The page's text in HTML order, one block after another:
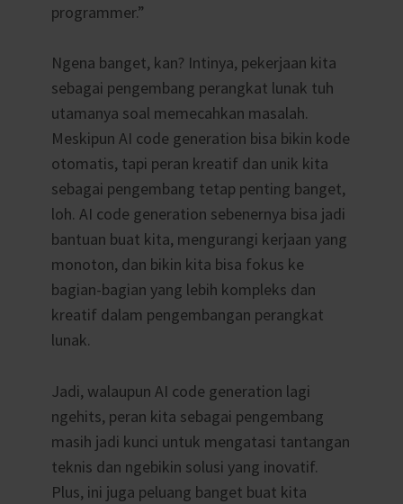
programmer.”
Ngena banget, kan? Intinya, pekerjaan kita
sebagai pengembang perangkat lunak tuh
utamanya soal memecahkan masalah.
Meskipun AI code generation bisa bikin kode
otomatis, tapi peran kreatif dan unik kita
sebagai pengembang tetap penting banget,
loh. AI code generation sebenernya bisa jadi
bantuan buat kita, mengurangi kerjaan yang
monoton, dan bikin kita bisa fokus ke
bagian-bagian yang lebih kompleks dan
kreatif dalam pengembangan perangkat
lunak.
Jadi, walaupun AI code generation lagi
ngehits, peran kita sebagai pengembang
masih jadi kunci untuk mengatasi tantangan
teknis dan ngebikin solusi yang inovatif.
Plus, ini juga peluang banget buat kita